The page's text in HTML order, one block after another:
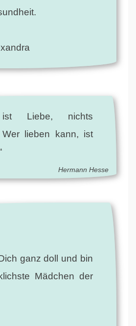
ist Liebe, nichts
Wer lieben kann, ist
Hermann Hesse
ganz doll und bin
Mädchen der